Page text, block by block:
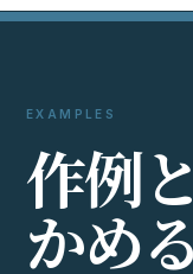
EXAMPLES
作例と
かめる